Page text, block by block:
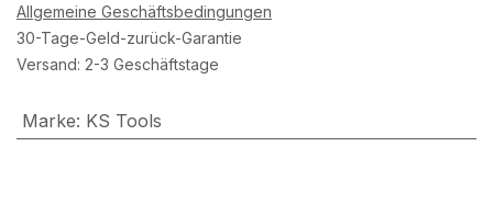
Allgemeine Geschäftsbedingungen
30-Tage-Geld-zurück-Garantie
Versand: 2-3 Geschäftstage
Marke: KS Tools